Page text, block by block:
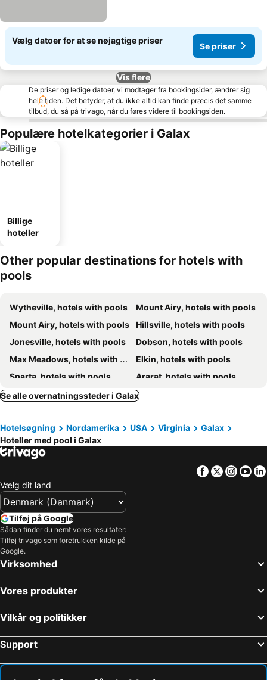
Vælg datoer for at se nøjagtige priser
Se priser
Vis flere
De priser og ledige datoer, vi modtager fra bookingsider, ændrer sig
hele tiden. Det betyder, at du ikke altid kan finde præcis det samme
tilbud, du så på trivago, når du føres videre til bookingsiden.
Populære hotelkategorier i Galax
Billige
hoteller
Other popular destinations for hotels with
pools
Wytheville, hotels with pools
Mount Airy, hotels with pools
Mount Airy, hotels with pools
Hillsville, hotels with pools
Jonesville, hotels with pools
Dobson, hotels with pools
Max Meadows, hotels with pools
Elkin, hotels with pools
Sparta, hotels with pools
Ararat, hotels with pools
Fancy Gap, hotels with pools
Glade Valley, hotels with pools
Se alle overnatningssteder i Galax
Hotelsøgning Nordamerika USA Virginia
Galax
Hoteller med pool i Galax
Facebook
Twitter
Vælg dit land
Tilføj på Google
Sådan finder du nemt vores resultater:
Tilføj trivago som foretrukken kilde på
Google.
Virksomhed
Vores produkter
Vilkår og politikker
Support